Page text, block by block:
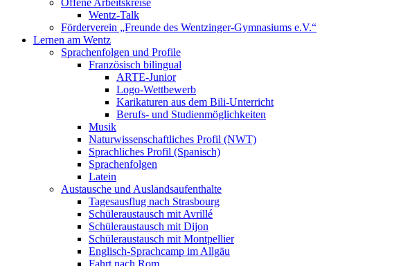
Offene Arbeitskreise
Wentz-Talk
Förderverein „Freunde des Wentzinger-Gymnasiums e.V.“
Lernen am Wentz
Sprachenfolgen und Profile
Französisch bilingual
ARTE-Junior
Logo-Wettbewerb
Karikaturen aus dem Bili-Unterricht
Berufs- und Studienmöglichkeiten
Musik
Naturwissenschaftliches Profil (NWT)
Sprachliches Profil (Spanisch)
Sprachenfolgen
Latein
Austausche und Auslandsaufenthalte
Tagesausflug nach Strasbourg
Schüleraustausch mit Avrillé
Schüleraustausch mit Dijon
Schüleraustausch mit Montpellier
Englisch-Sprachcamp im Allgäu
Fahrt nach Rom